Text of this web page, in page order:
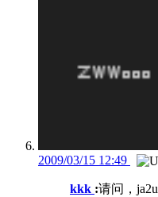
2009/03/15 12:49
kkk :请问，